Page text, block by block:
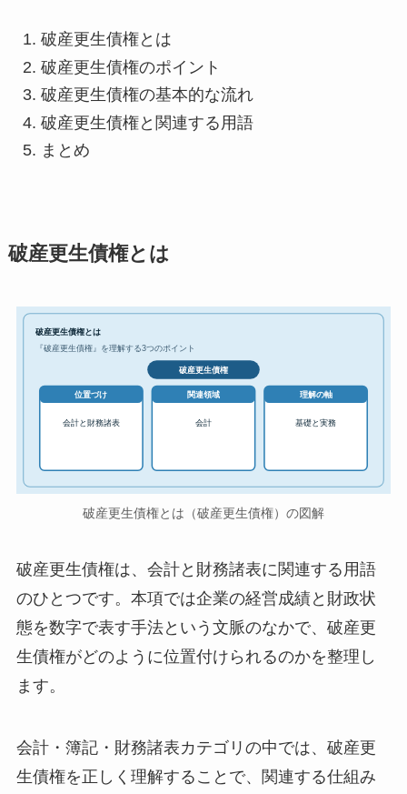
破産更生債権とは
破産更生債権のポイント
破産更生債権の基本的な流れ
破産更生債権と関連する用語
まとめ
破産更生債権とは
破産更生債権とは
『破産更生債権』を理解する3つのポイント
破産更生債権
位置づけ
会計と財務諸表
関連領域
会計
理解の軸
基礎と実務
破産更生債権とは（破産更生債権）の図解
破産更生債権は、会計と財務諸表に関連する用語
のひとつです。本項では企業の経営成績と財政状
態を数字で表す手法という文脈のなかで、破産更
生債権がどのように位置付けられるのかを整理し
ます。
会計・簿記・財務諸表カテゴリの中では、破産更
生債権を正しく理解することで、関連する仕組み